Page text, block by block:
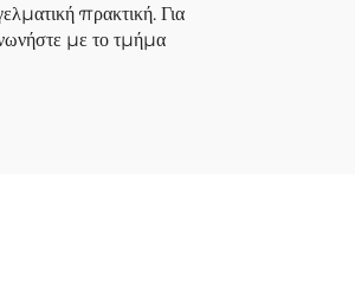
πρακτική. Για
με το τμήμα